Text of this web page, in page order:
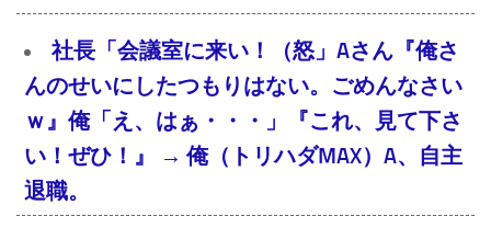
社長「会議室に来い！（怒」Aさん『俺さ
んのせいにしたつもりはない。ごめんなさい
ｗ』俺「え、はぁ・・・」『これ、見て下さ
い！ぜひ！』 → 俺（トリハダMAX）A、自主
退職。